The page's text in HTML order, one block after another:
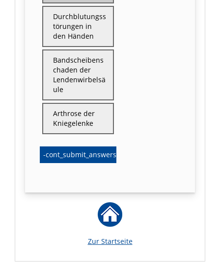
Durchblutungss
törungen in
den Händen
Bandscheibens
chaden der
Lendenwirbelsä
ule
Arthrose der
Kniegelenke
Zur Startseite